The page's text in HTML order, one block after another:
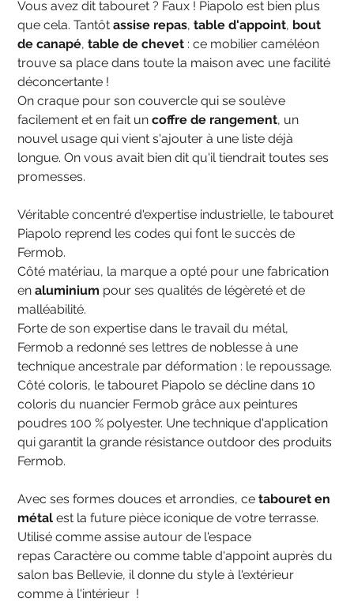
Vous avez dit tabouret ? Faux ! Piapolo est bien plus
que cela. Tantôtassise repas,table d'appoint, bout
de canapé,table de chevet : ce mobilier caméléon
trouve sa place dans toute la maison avec une facilité
déconcertante !
On craque pour son couvercle qui se soulève
facilement et en fait uncoffre de rangement, un
nouvel usage qui vient s'ajouter à une liste déjà
longue. On vous avait bien dit qu'il tiendrait toutes ses
promesses.
Véritable concentré d'expertise industrielle, le tabouret
Piapolo reprend les codes qui font le succès de
Fermob.
Côté matériau, la marque a opté pour une fabrication
enaluminium pour ses qualités de légèreté et de
malléabilité.
Forte de son expertise dans le travail du métal,
Fermob a redonné ses lettres de noblesse à une
technique ancestrale par déformation : le repoussage.
Côté coloris, le tabouret Piapolo se décline dans 10
coloris du nuancier Fermob grâce aux peintures
poudres 100 % polyester. Une technique d'application
qui garantit la grande résistance outdoor des produits
Fermob.
Avec ses formes douces et arrondies, cetabouret en
métal est la future pièce iconique de votre terrasse.
Utilisé comme assise autour de l'espace
repas Caractère ou comme table d'appoint auprès du
salon bas Bellevie, il donne du style à l'extérieur
comme à l'intérieur !